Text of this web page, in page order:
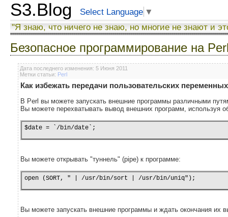
S3.Blog Select Language ▼
"Я знаю, что ничего не знаю, но многие не знают и
Безопасное программирование на
Дата последнего изменения: 5 Июня 2011
Метки статьи: Perl
Как избежать передачи пользовательских
В Perl вы можете запускать внешние программы различными
Вы можете перехватывать вывод внешних программ, используя
$date = `/bin/date`;
Вы можете открывать "туннель" (pipe) к программе:
open (SORT, " | /usr/bin/sort | /usr/bin/uniq");
Вы можете запускать внешние программы и ждать окончания их